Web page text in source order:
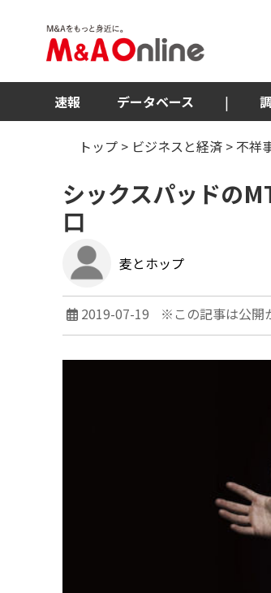
速報 データベース |
トップ > ビジネスと経済 > 不祥
シックスパッドの
口
麦とホップ
2019-07-19 ※この記事は公開